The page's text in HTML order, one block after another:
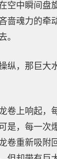
空中瞬间盘
啬魂力的牵
。
纵，那巨大
卷上响起，
是，每一次
卷重新吸附